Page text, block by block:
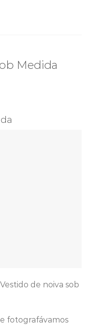
Medida
de noiva sob
fotografávamos